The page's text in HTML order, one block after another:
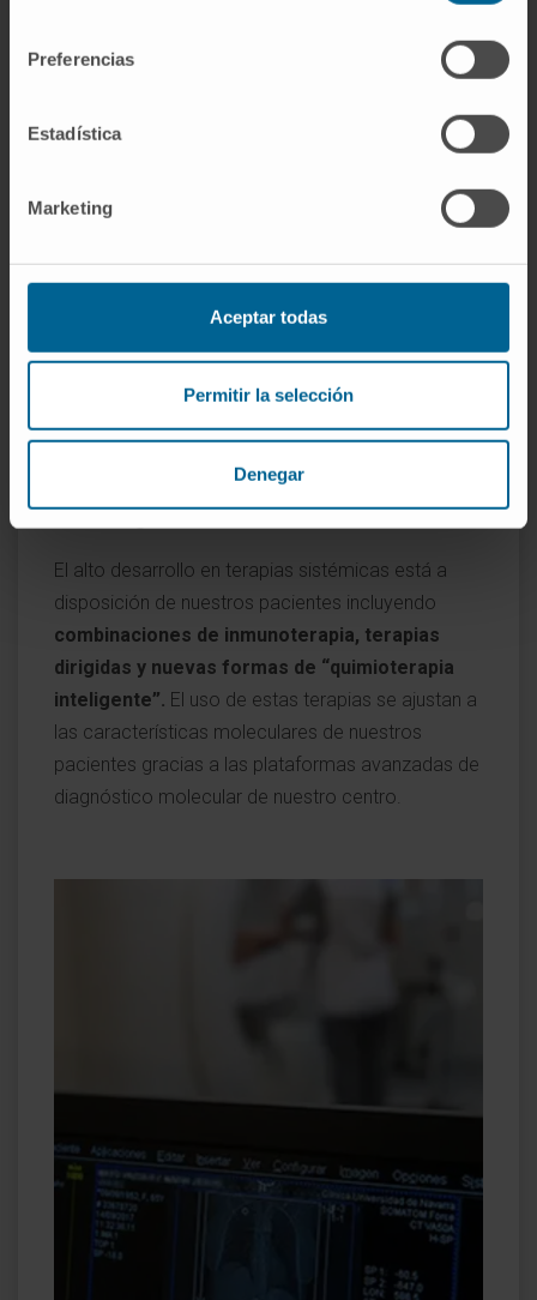
Preferencias
Estadística
Marketing
Aceptar todas
Permitir la selección
Denegar
El alto desarrollo en terapias sistémicas está a
disposición de nuestros pacientes incluyendo
combinaciones de inmunoterapia, terapias
dirigidas y nuevas formas de “quimioterapia
inteligente”. El uso de estas terapias se ajustan a
las características moleculares de nuestros
pacientes gracias a las plataformas avanzadas de
diagnóstico molecular de nuestro centro.